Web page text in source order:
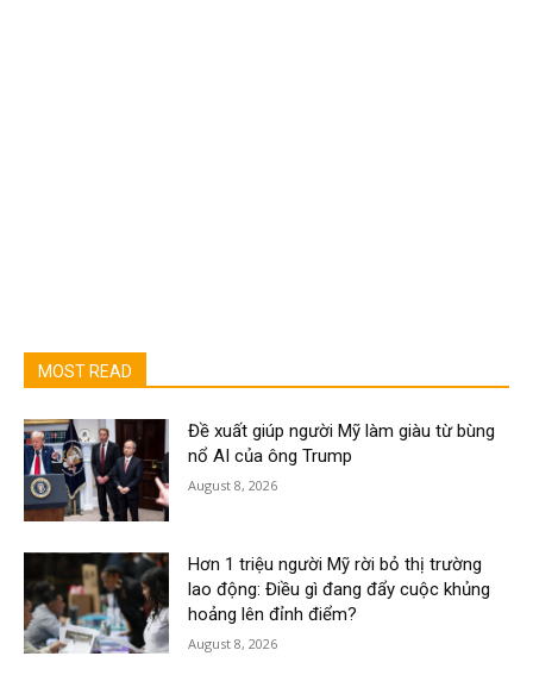
MOST READ
Đề xuất giúp người Mỹ làm giàu từ bùng
nổ AI của ông Trump
August 8, 2026
Hơn 1 triệu người Mỹ rời bỏ thị trường
lao động: Điều gì đang đẩy cuộc khủng
hoảng lên đỉnh điểm?
August 8, 2026